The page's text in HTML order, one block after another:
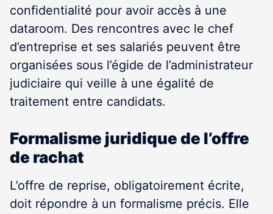
confidentialité pour avoir accès à une
dataroom. Des rencontres avec le chef
d’entreprise et ses salariés peuvent être
organisées sous l’égide de l’administrateur
judiciaire qui veille à une égalité de
traitement entre candidats.
Formalisme juridique de l’offre
de rachat
L’offre de reprise, obligatoirement écrite,
doit répondre à un formalisme précis. Elle